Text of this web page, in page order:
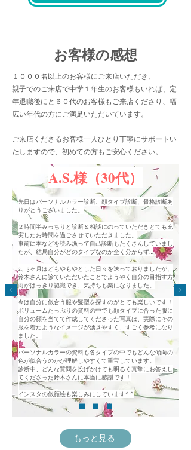
お客様の感想
１０００名以上のお客様にご来店いただき、
​親子でのご来店で中学１年生のお客様もいれば、定
年退職後にと６０代のお客様もご来店くださり、幅
広い年代の方にご満足いただいています。
ご来店くださるお客様一人ひとり丁寧にサポートい
たしますので、初めての方もご安心ください。
A.S.様（30代）
先日はパーソナルカラー診断、顔タイプ診断、骨格診断あ
りがとうございました。
２時間半みっちりと診断＆相談にのっていただきとても充
実したお時間を過ごさせていただきました。
事前に本などを読み漁って自己診断もたくさんしていまし
たが、結局自分がどのタイプなのか全く分からず…
2、3ヶ月ほどもやもやとした日々を送っておりましたが、
鈴木さんに診ていただいたことでようやく自分の目指す方
向がはっきり認識でき、気持ちも楽になりました。
今は自分に似合う服や髪型を探すのがとても楽しいです！
ボリュームたっぷりの資料の中でも顔タイプに合った服に
自分の顔を当てて作成してくださった写真は、実際にその
服を着たようなイメージが湧きやすく、すごく参考になり
ました。
パーソナルカラーの資料も各タイプの中でもどんな傾向の
色が似合うのかが理解しやすくて重宝しています。
診断中、どんな質問を投げかけても明るく真摯にお答えし
てくださった鈴木さんに本当に感謝です！
インスタの似顔絵も楽しみにしています^ ^
もっと見る